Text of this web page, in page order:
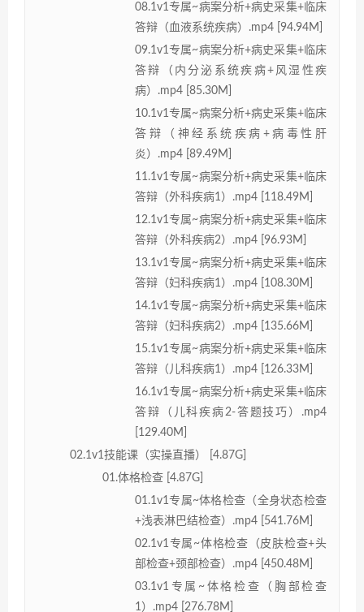
08.1v1专属~病案分析+病史采集+临床
答辩（血液系统疾病）.mp4 [94.94M]
09.1v1专属~病案分析+病史采集+临床
答辩（内分泌系统疾病+风湿性疾
病）.mp4 [85.30M]
10.1v1专属~病案分析+病史采集+临床
答辩（神经系统疾病+病毒性肝
炎）.mp4 [89.49M]
11.1v1专属~病案分析+病史采集+临床
答辩（外科疾病1）.mp4 [118.49M]
12.1v1专属~病案分析+病史采集+临床
答辩（外科疾病2）.mp4 [96.93M]
13.1v1专属~病案分析+病史采集+临床
答辩（妇科疾病1）.mp4 [108.30M]
14.1v1专属~病案分析+病史采集+临床
答辩（妇科疾病2）.mp4 [135.66M]
15.1v1专属~病案分析+病史采集+临床
答辩（儿科疾病1）.mp4 [126.33M]
16.1v1专属~病案分析+病史采集+临床
答辩（儿科疾病2-答题技巧）.mp4
[129.40M]
02.1v1技能课（实操直播） [4.87G]
01.体格检查 [4.87G]
01.1v1专属~体格检查（全身状态检查
+浅表淋巴结检查）.mp4 [541.76M]
02.1v1专属~体格检查（皮肤检查+头
部检查+颈部检查）.mp4 [450.48M]
03.1v1专属~体格检查（胸部检查
1）.mp4 [276.78M]